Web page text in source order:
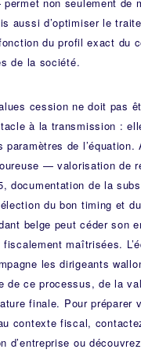
aussi d’optimiser le
du profil exact du
de la société.
cession ne doit pas
à la transmission :
paramètres de l’équation.
— valorisation de
documentation de la
du bon timing et
belge peut céder son
maîtrisées.
les dirigeants
de ce processus, de la
finale. Pour préparer
contexte fiscal,
d’entreprise ou